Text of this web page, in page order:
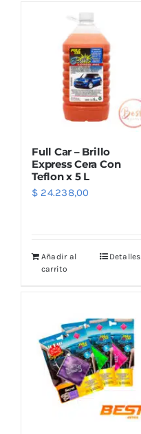
Full Car – Brillo
Express Cera Con
Teflon x 5 L
$ 24.238,00
Añadir al
carrito
Detalles